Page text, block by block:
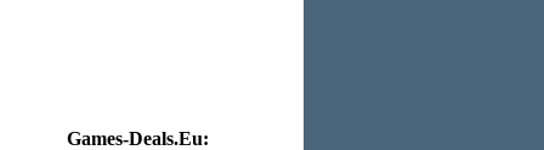
Games-Deals.Eu: